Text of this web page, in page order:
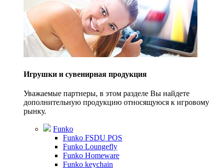
Игрушки и сувенирная продукция
Уважаемые партнеры, в этом разделе Вы найдете
дополнительную продукцию относящуюся к игровому
рынку.
Funko
Funko FSDU POS
Funko Loungefly
Funko Homeware
Funko keychain